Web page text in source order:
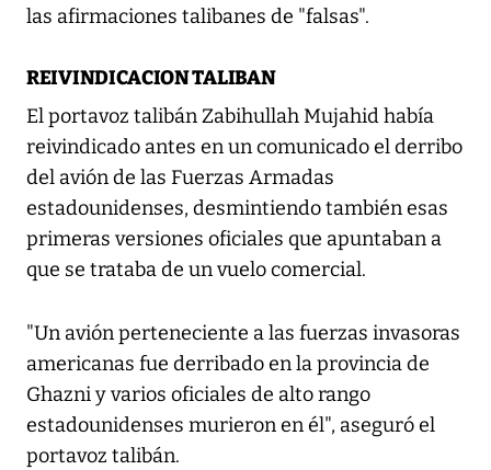
las afirmaciones talibanes de "falsas".
REIVINDICACION TALIBAN
El portavoz talibán Zabihullah Mujahid había
reivindicado antes en un comunicado el derribo
del avión de las Fuerzas Armadas
estadounidenses, desmintiendo también esas
primeras versiones oficiales que apuntaban a
que se trataba de un vuelo comercial.
"Un avión perteneciente a las fuerzas invasoras
americanas fue derribado en la provincia de
Ghazni y varios oficiales de alto rango
estadounidenses murieron en él", aseguró el
portavoz talibán.